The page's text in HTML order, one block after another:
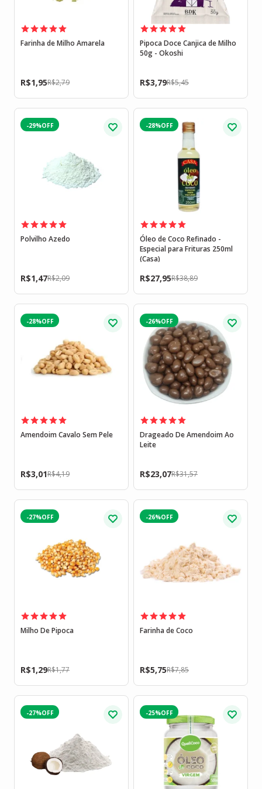
Farinha de Milho Amarela
R$2,79
R$1,95
Pipoca Doce Canjica de Milho
50g - Okoshi
R$5,45
R$3,79
-29%
Polvilho Azedo
R$2,09
R$1,47
-28%
Óleo de Coco Refinado -
Especial para Frituras 250ml
(Casa)
R$38,89
R$27,95
-28%
Amendoim Cavalo Sem Pele
R$4,19
R$3,01
-26%
Drageado De Amendoim Ao
Leite
R$31,57
R$23,07
-27%
Milho De Pipoca
R$1,77
R$1,29
-26%
Farinha de Coco
R$7,85
R$5,75
-27% -25%